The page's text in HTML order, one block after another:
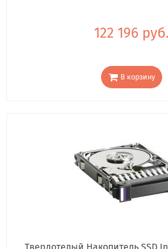
122 196 руб.
В корзину
Твердотелый Накопитель SSD